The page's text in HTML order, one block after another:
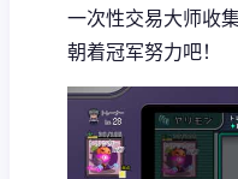
一次性交易大师收
朝着冠军努力吧！